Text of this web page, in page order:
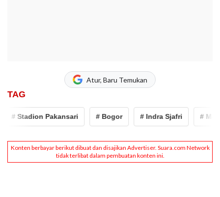
Atur, Baru Temukan
TAG
Stadion Pakansari # Bogor # Indra Sjafri # Mali